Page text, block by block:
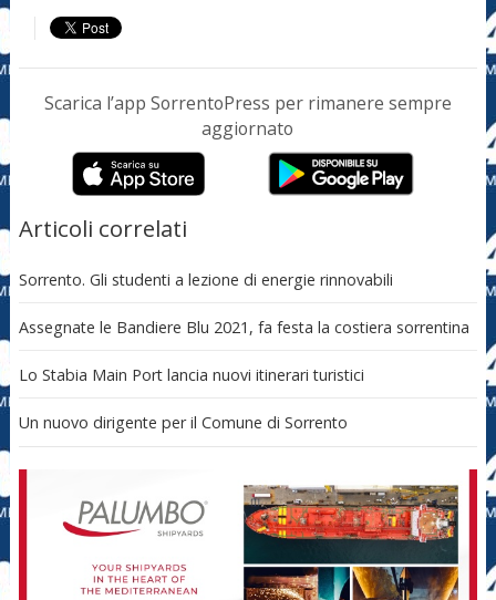
Scarica l’app SorrentoPress per rimanere sempre
aggiornato
Articoli correlati
Sorrento. Gli studenti a lezione di energie rinnovabili
Assegnate le Bandiere Blu 2021, fa festa la costiera sorrentina
Lo Stabia Main Port lancia nuovi itinerari turistici
Un nuovo dirigente per il Comune di Sorrento